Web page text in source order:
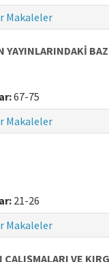
Makaleler
YAYINLARINDAKİ
67-75
Makaleler
21-26
Makaleler
VE